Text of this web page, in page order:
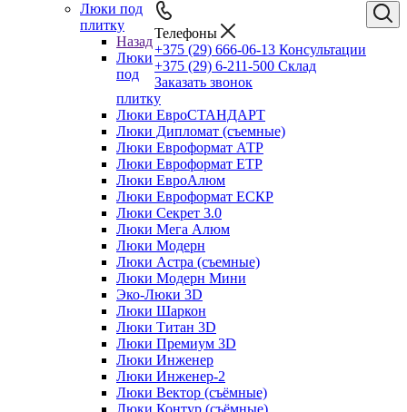
Телефоны
+375 (29) 666-06-13 Консультации
+375 (29) 6-211-500 Склад
Заказать звонок
Люки под
плитку
Назад
Люки
под
плитку
Люки ЕвроСТАНДАРТ
Люки Дипломат (съемные)
Люки Евроформат АТР
Люки Евроформат ЕТР
Люки ЕвроАлюм
Люки Евроформат ЕСКР
Люки Секрет 3.0
Люки Мега Алюм
Люки Модерн
Люки Астра (съемные)
Люки Модерн Мини
Эко-Люки 3D
Люки Шаркон
Люки Титан 3D
Люки Премиум 3D
Люки Инженер
Люки Инженер-2
Люки Вектор (съёмные)
Люки Контур (съёмные)